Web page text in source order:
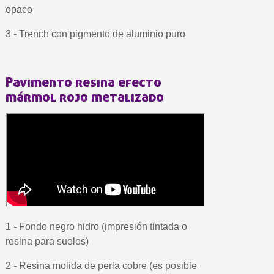
opaco
3 - Trench con pigmento de aluminio puro
Pavimento resina efecto
mármol rojo metalizado
1 - Fondo negro hidro (impresión tintada o
resina para suelos)
2 - Resina molida de perla cobre (es posible